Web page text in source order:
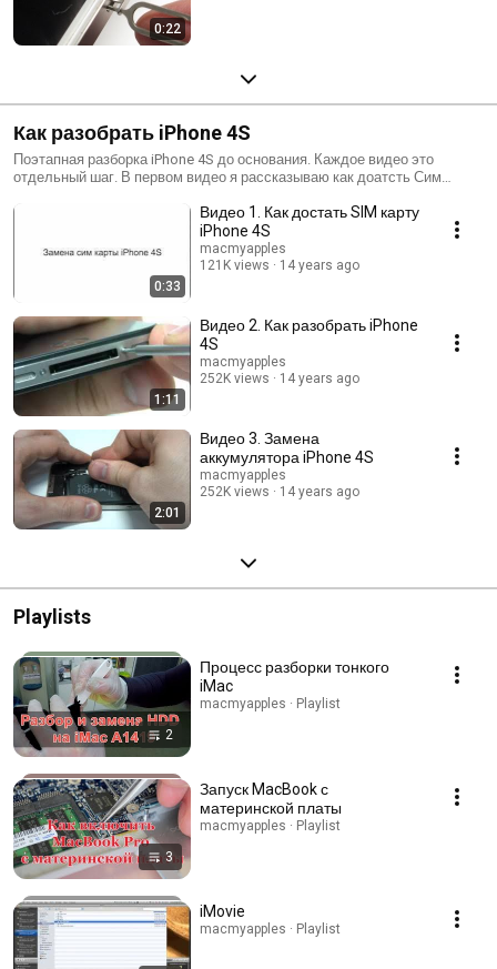
0:22
Как разобрать iPhone 4S
Поэтапная разборка iPhone 4S до основания. Каждое видео это
отдельный шаг. В первом видео я рассказываю как доатсть Сим
разборки iPhone 4S вам понадобится отвертка Pentalobe.
0:33
Видео 1. Как достать SIM карту
iPhone 4S
macmyapples
121K views
14 years ago
1:11
Видео 2. Как разобрать iPhone
4S
macmyapples
252K views
14 years ago
2:01
Видео 3. Замена
аккумулятора iPhone 4S
macmyapples
252K views
14 years ago
Playlists
2
Процесс разборки тонкого
iMac
macmyapples · Playlist
3
Запуск MacBook с
материнской платы
macmyapples · Playlist
iMovie
macmyapples · Playlist